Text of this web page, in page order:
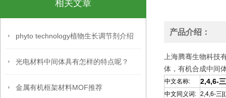
相关文章
phyto technology植物生长调节剂介绍
光电材料中间体具有怎样的特点呢？
金属有机框架材料MOF推荐
产品介绍：
上海腾骞生物科技
体，有机合成中间
中文名称: 2,4,6-
中文同义词: 2,4,6-三